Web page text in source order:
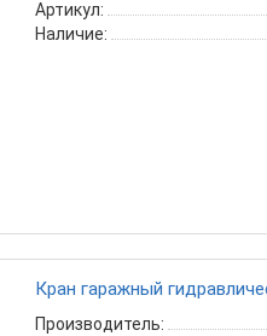
Артикул:
Наличие:
Кран гаражный
Производитель: